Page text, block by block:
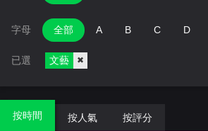
字母 全部 A B C D
已選 文藝
按時間 按人氣 按評分